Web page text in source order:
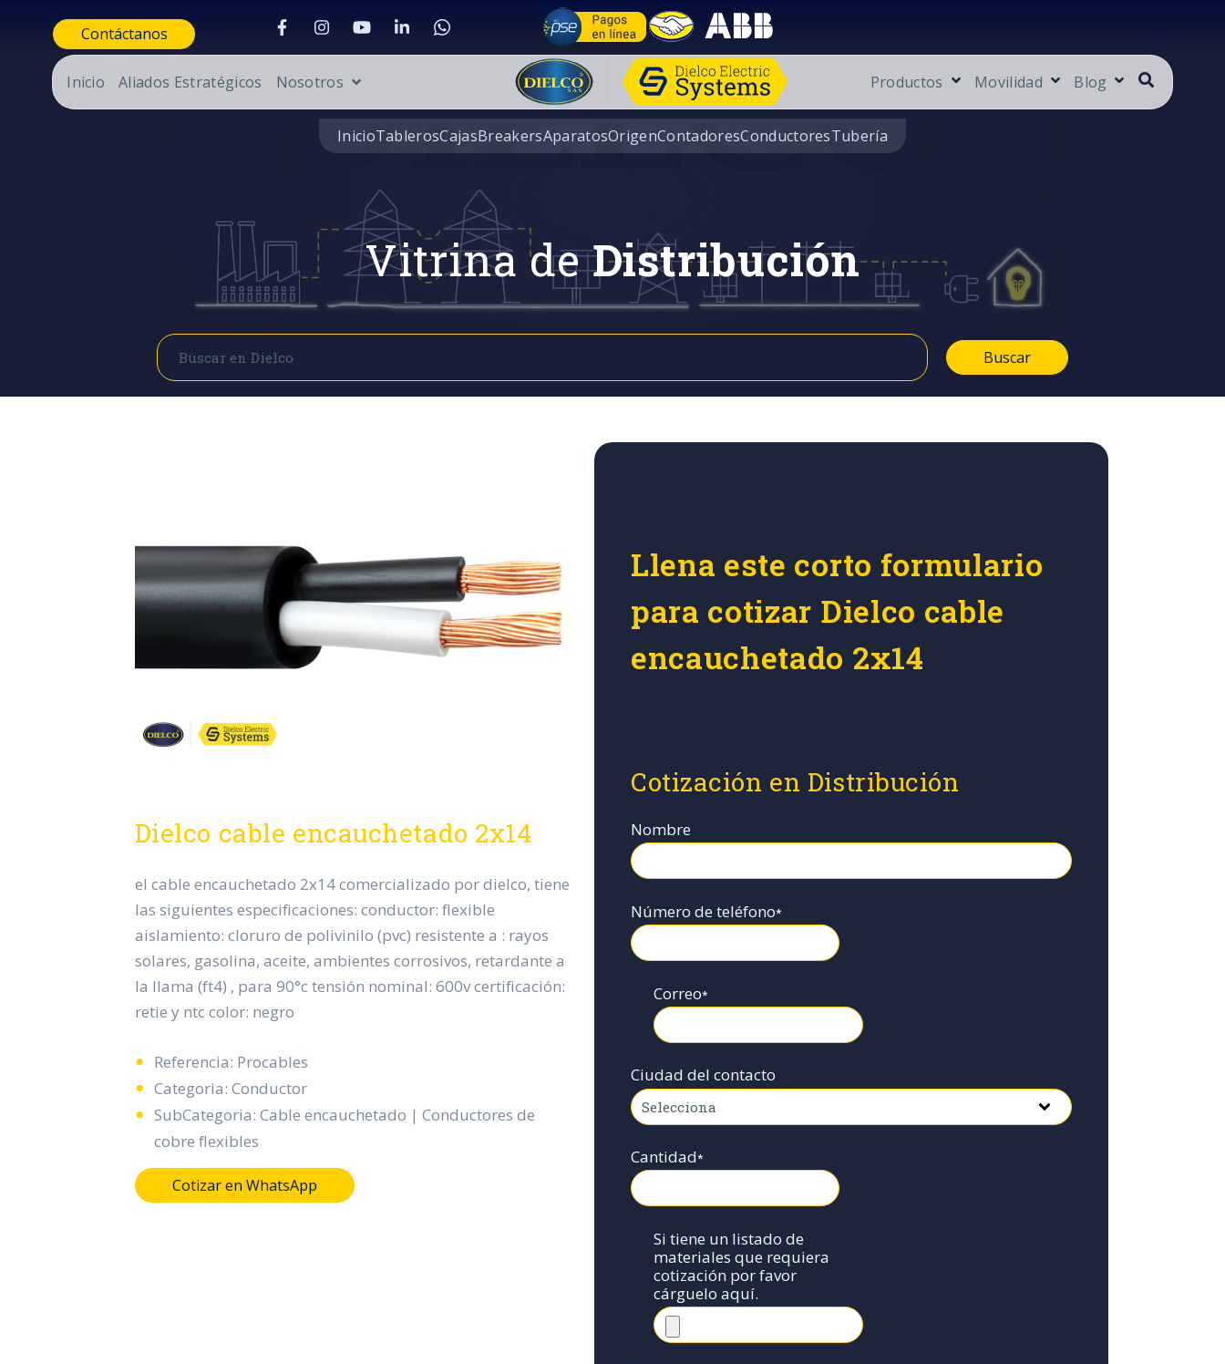
Contáctanos
Inicio Aliados Estratégicos Nosotros Productos Movilidad Blog
InicioTablerosCajasBreakersAparatosOrigenContadoresConductoresTubería
Vitrina deDistribución
Buscar
Buscar
Dielco cable encauchetado 2x14
el cable encauchetado 2x14 comercializado por dielco, tiene
las siguientes especificaciones: conductor: flexible
aislamiento: cloruro de polivinilo (pvc) resistente a : rayos
solares, gasolina, aceite, ambientes corrosivos, retardante a
la llama (ft4) , para 90°c tensión nominal: 600v certificación:
retie y ntc color: negro
Referencia: Procables
Categoria: Conductor
SubCategoria: Cable encauchetado | Conductores de
cobre flexibles
Cotizar en WhatsApp
Llena este corto formulario
para cotizar Dielco cable
encauchetado 2x14
Cotización en Distribución
Nombre
Número de teléfono*
Correo*
Ciudad del contacto
Cantidad*
Si tiene un listado de
materiales que requiera
cotización por favor
cárguelo aquí.